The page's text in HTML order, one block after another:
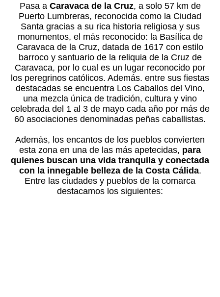
Pasa a Caravaca de la Cruz, a solo 57 km de
Puerto Lumbreras, reconocida como la Ciudad
Santa gracias a su rica historia religiosa y sus
monumentos, el más reconocido: la Basílica de
Caravaca de la Cruz, datada de 1617 con estilo
barroco y santuario de la reliquia de la Cruz de
Caravaca, por lo cual es un lugar reconocido por
los peregrinos católicos. Además. entre sus fiestas
destacadas se encuentra Los Caballos del Vino,
una mezcla única de tradición, cultura y vino
celebrada del 1 al 3 de mayo cada año por más de
60 asociaciones denominadas peñas caballistas.
Además, los encantos de los pueblos convierten
esta zona en una de las más apetecidas, para
quienes buscan una vida tranquila y conectada
con la innegable belleza de la Costa Cálida.
Entre las ciudades y pueblos de la comarca
destacamos los siguientes: